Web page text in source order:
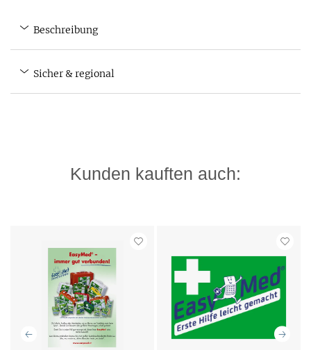
Beschreibung
Sicher & regional
Kunden kauften auch: